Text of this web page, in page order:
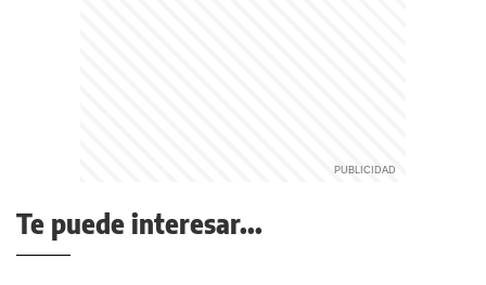
Te puede interesar...